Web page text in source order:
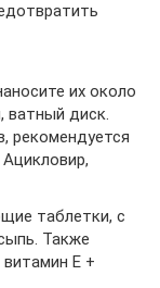
их около
ватный диск.
рекомендуется
таблетки, с
Также
Е +